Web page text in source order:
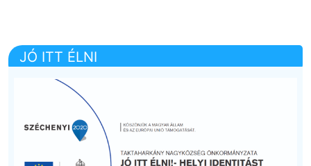
JÓ ITT ÉLNI